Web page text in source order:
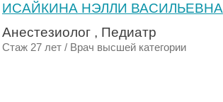
ИСАЙКИНА НЭЛЛИ ВАСИЛЬЕВНА
Анестезиолог , Педиатр
Стаж 27 лет / Врач высшей категории